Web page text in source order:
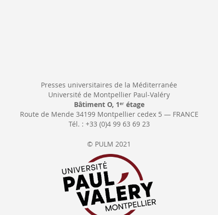
Presses universitaires de la Méditerranée
Université de Montpellier Paul-Valéry
Bâtiment O, 1 erétage
Route de Mende 34199 Montpellier cedex 5 — FRANCE
Tél. : +33 (0)4 99 63 69 23
© PULM 2021